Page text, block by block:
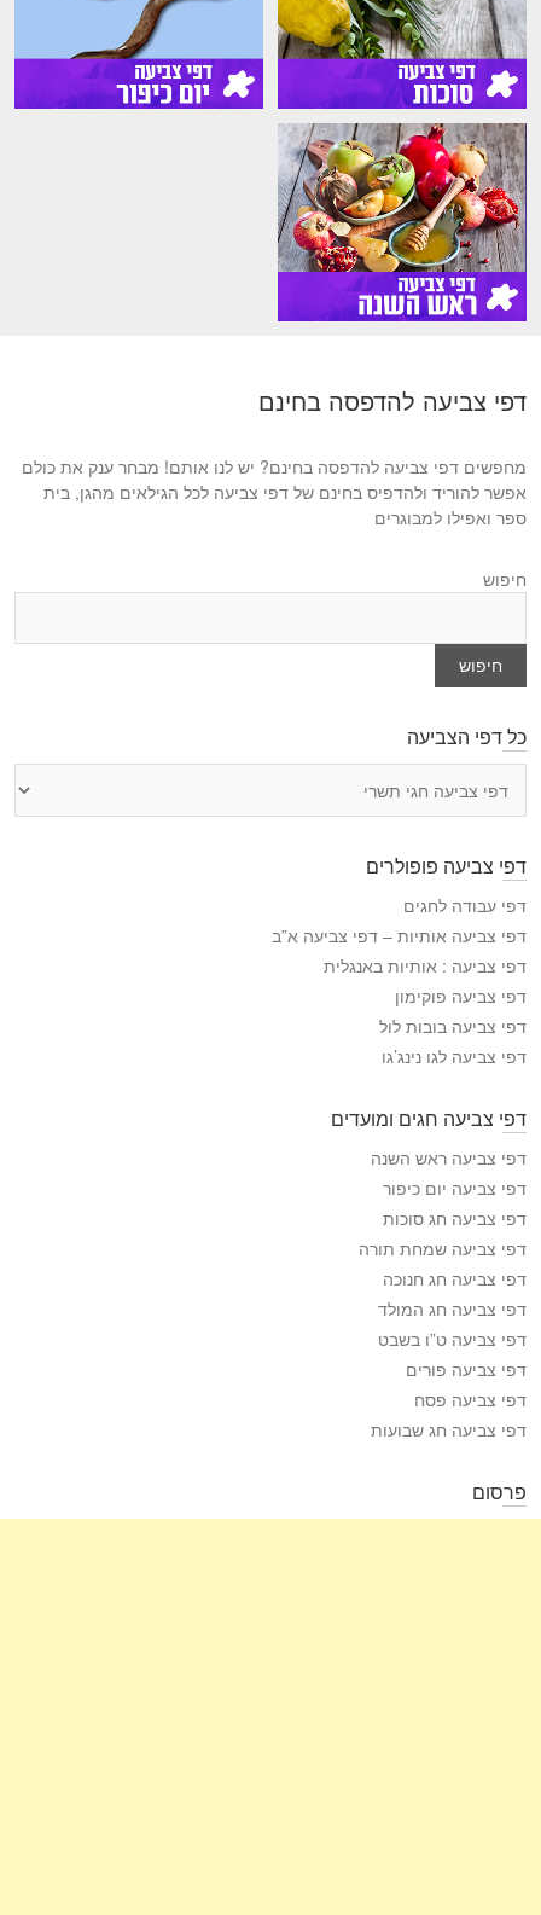
דפי צביעה להדפסה בחינם
מחפשים דפי צביעה להדפסה בחינם? יש לנו אותם! מבחר ענק את כולם
אפשר להוריד ולהדפיס בחינם של דפי צביעה לכל הגילאים מהגן, בית
ספר ואפילו למבוגרים
חיפוש
חיפוש
כל דפי הצביעה
י
ה
צ
י
ע
ה
דפי צביעה פופולרים
דפי עבודה לחגים
דפי צביעה אותיות – דפי צביעה א”ב
דפי צביעה : אותיות באנגלית
דפי צביעה פוקימון
דפי צביעה בובות לול
דפי צביעה לגו נינג’גו
דפי צביעה חגים ומועדים
דפי צביעה ראש השנה
דפי צביעה יום כיפור
דפי צביעה חג סוכות
דפי צביעה שמחת תורה
דפי צביעה חג חנוכה
דפי צביעה חג המולד
דפי צביעה ט”ו בשבט
דפי צביעה פורים
דפי צביעה פסח
דפי צביעה חג שבועות
פרסום